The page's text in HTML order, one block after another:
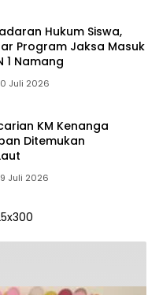
Hukum Siswa,
Program Jaksa Masuk
1 Namang
Juli 2026
KM Kenanga
Ditemukan
Juli 2026